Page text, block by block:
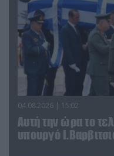
04.08.2026 | 15:02
Αυτή την ώρα το
υπουργό